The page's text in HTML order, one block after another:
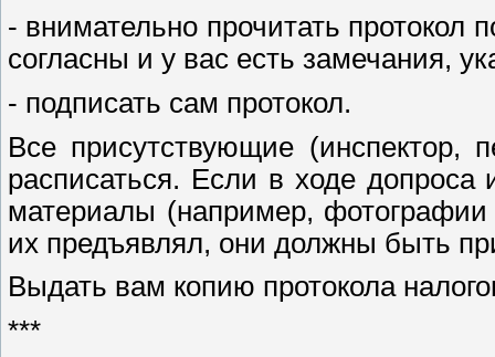
- внимательно прочитать протокол
согласны и у вас есть замечания,
- подписать сам протокол.
Все присутствующие (инспектор,
расписаться. Если в ходе допроса
материалы (например, фотографии
их предъявлял, они должны быть
Выдать вам копию протокола
***